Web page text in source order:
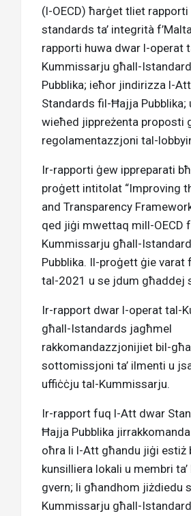
(l-OECD) ħarġet tliet
standards ta’ integrità
rapporti huwa dwar l-operat
Kummissarju għall-
Pubblika; ieħor jindirizza l-
Standards fil-Ħajja Pubblika;
wieħed jippreżenta proposti
regolamentazzjoni tal-
Ir-rapporti ġew ippreparati
proġett intitolat “Improving
and Transparency
qed jiġi mwettaq mill-OECD
Kummissarju għall-
Pubblika. Il-proġett ġie varat
tal-2021 u se jdum għaddej
Ir-rapport dwar l-operat tal-
għall-Istandards jagħmel
rakkomandazzjonijiet bil-
sottomissjoni ta’ ilmenti u
uffiċċju tal-Kummissarju.
Ir-rapport fuq l-Att dwar
Ħajja Pubblika
oħra li l-Att għandu jiġi estiż
kunsilliera lokali u membri
gvern; li għandhom jiżdiedu
Kummissarju għall-